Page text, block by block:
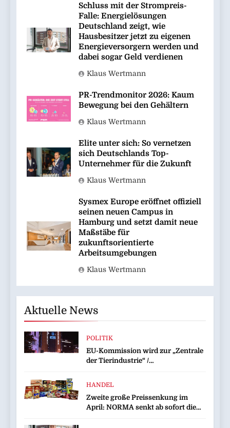
Schluss mit der Strompreis-
Falle: Energielösungen
Deutschland zeigt, wie
Hausbesitzer jetzt zu eigenen
Energieversorgern werden und
dabei sogar Geld verdienen
Klaus Wertmann
PR-Trendmonitor 2026: Kaum
Bewegung bei den Gehältern
Klaus Wertmann
Elite unter sich: So vernetzen
sich Deutschlands Top-
Unternehmer für die Zukunft
Klaus Wertmann
Sysmex Europe eröffnet offiziell
seinen neuen Campus in
Hamburg und setzt damit neue
Maßstäbe für
zukunftsorientierte
Arbeitsumgebungen
Klaus Wertmann
Aktuelle News
POLITIK
EU-Kommission wird zur „Zentrale
der Tierindustrie“ /
Brüssel die Nähe der EU-
Kommission zur Tierindustrie an
HANDEL
Zweite große Preissenkung im
April: NORMA senkt ab sofort die